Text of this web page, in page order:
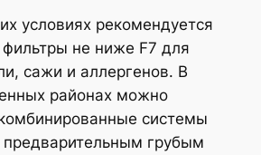
условиях рекомендуется
фильтры не ниже F7 для
сажи и аллергенов. В
районах можно
системы
предварительным грубым